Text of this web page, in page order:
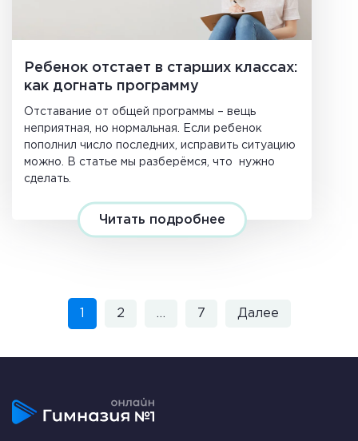
Ребенок отстает в старших классах:
как догнать программу
Отставание от общей программы – вещь
неприятная, но нормальная. Если ребенок
пополнил число последних, исправить ситуацию
можно. В статье мы разберёмся, что нужно
сделать.
Читать подробнее
2 … 7 Далее